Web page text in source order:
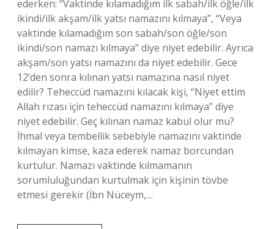
ederken: “Vaktinde kılamadığım ilk sabah/ilk öğle/ilk
ikindi/ilk akşam/ilk yatsı namazını kılmaya”, “Veya
vaktinde kılamadığım son sabah/son öğle/son
ikindi/son namazı kılmaya” diye niyet edebilir. Ayrıca
akşam/son yatsı namazını da niyet edebilir. Gece
12’den sonra kılınan yatsı namazına nasıl niyet
edilir? Teheccüd namazını kılacak kişi, “Niyet ettim
Allah rızası için teheccüd namazını kılmaya” diye
niyet edebilir. Geç kılınan namaz kabul olur mu?
İhmal veya tembellik sebebiyle namazını vaktinde
kılmayan kimse, kaza ederek namaz borcundan
kurtulur. Namazı vaktinde kılmamanın
sorumluluğundan kurtulmak için kişinin tövbe
etmesi gerekir (İbn Nüceym,…